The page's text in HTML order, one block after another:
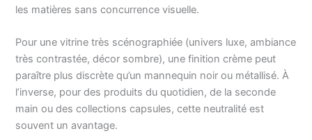
les matières sans concurrence visuelle.
Pour une vitrine très scénographiée (univers luxe, ambiance
très contrastée, décor sombre), une finition crème peut
paraître plus discrète qu’un mannequin noir ou métallisé. À
l’inverse, pour des produits du quotidien, de la seconde
main ou des collections capsules, cette neutralité est
souvent un avantage.